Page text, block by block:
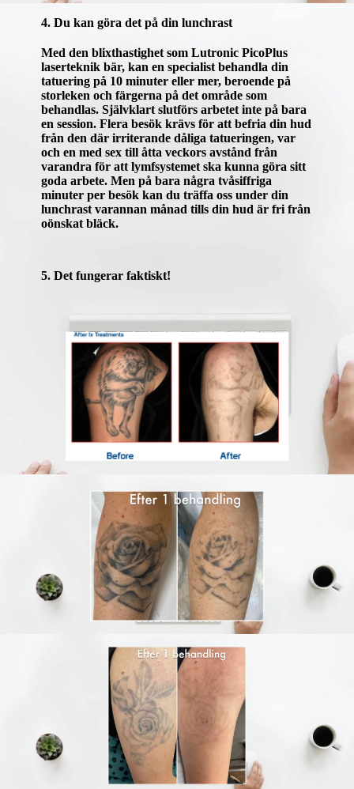
4. Du kan göra det på din lunchrast
Med den blixthastighet som Lutronic PicoPlus
laserteknik bär, kan en specialist behandla din
tatuering på 10 minuter eller mer, beroende på
storleken och färgerna på det område som
behandlas. Självklart slutförs arbetet inte på bara
en session. Flera besök krävs för att befria din hud
från den där irriterande dåliga tatueringen, var
och en med sex till åtta veckors avstånd från
varandra för att lymfsystemet ska kunna göra sitt
goda arbete. Men på bara några tvåsiffriga
minuter per besök kan du träffa oss under din
lunchrast varannan månad tills din hud är fri från
oönskat bläck.
5. Det fungerar faktiskt!